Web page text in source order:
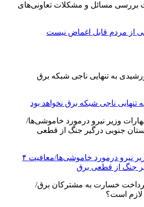
بررسی مسائل و مشکلات تعاونی‌های
از مردم قابل اغماض نیست
تنهایی ناجی شبکه برق نخواهد بود
آخرین اظهارات وزیر نیرو درمورد خاموشی‌ها/معافیت ۴
جنگ از قطعی برق